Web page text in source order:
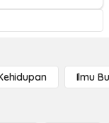
Ilmu